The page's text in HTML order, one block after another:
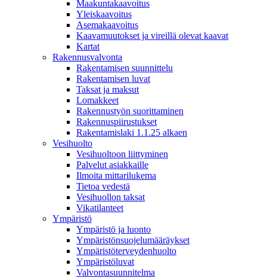
Maakuntakaavoitus
Yleiskaavoitus
Asemakaavoitus
Kaavamuutokset ja vireillä olevat kaavat
Kartat
Rakennusvalvonta
Rakentamisen suunnittelu
Rakentamisen luvat
Taksat ja maksut
Lomakkeet
Rakennustyön suorittaminen
Rakennuspiirustukset
Rakentamislaki 1.1.25 alkaen
Vesihuolto
Vesihuoltoon liittyminen
Palvelut asiakkaille
Ilmoita mittarilukema
Tietoa vedestä
Vesihuollon taksat
Vikatilanteet
Ympäristö
Ympäristö ja luonto
Ympäristönsuojelumääräykset
Ympäristöterveydenhuolto
Ympäristöluvat
Valvontasuunnitelma